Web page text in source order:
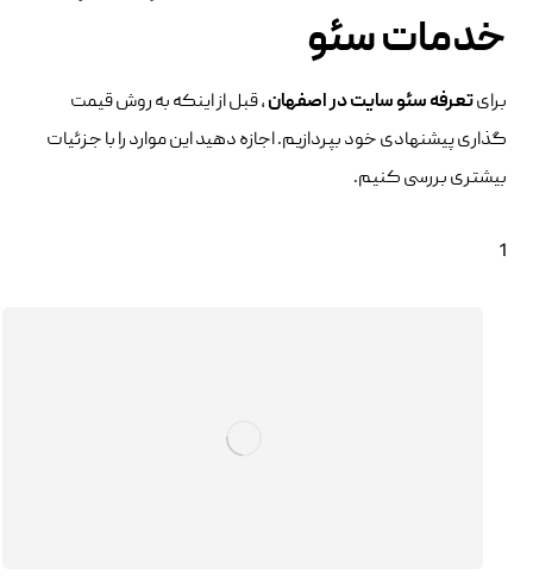
خدمات سئو
برایتعرفه سئو سایت در اصفهان، قبل از اینکه به روش قیمت
گذاری پیشنهادی خود بپردازیم. اجازه دهید این موارد را با جزئیات
بیشتری بررسی کنیم.
1